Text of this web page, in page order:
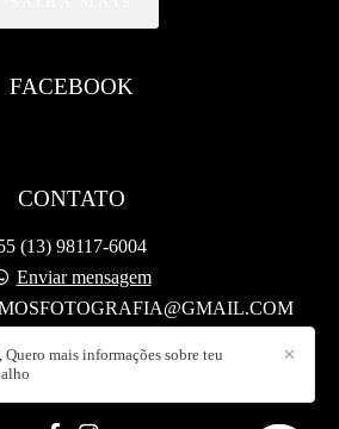
FACEBOOK
CONTATO
(13) 98117-6004
Enviar mensagem
07 - sala 6, PRAÇA 14 BIS - Vila
(Vicente de Carvalho)
✕
Quero mais informações sobre teu